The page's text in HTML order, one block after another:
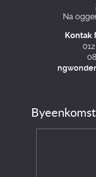
Na
Kontak